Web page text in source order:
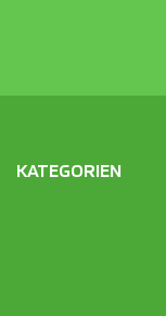
KATEGORIEN